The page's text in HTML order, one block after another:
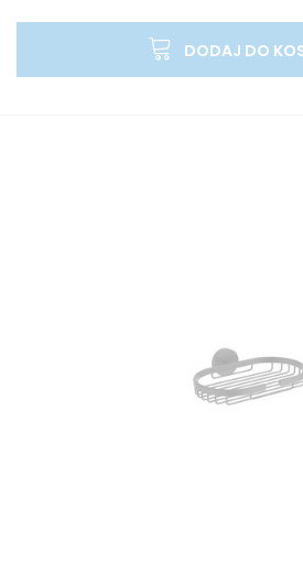
DODAJ DO